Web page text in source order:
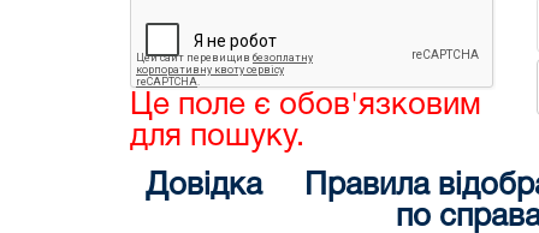
Це поле є обов'язковим
для пошуку.
Довідка
Правила
по